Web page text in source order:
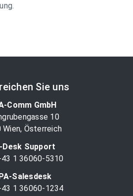
Sie uns
Comm GmbH
10
Wien, Österreich
Desk Support
1 36060-5310
Salesdesk
1 36060-1234